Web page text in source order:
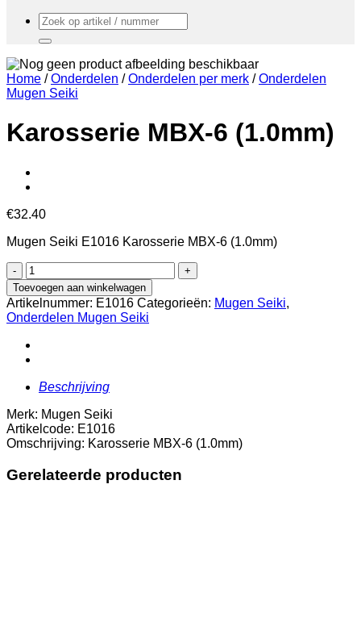
Zoeken
naar:
Home / Onderdelen / Onderdelen per merk / Onderdelen
Mugen Seiki
Karosserie MBX-6 (1.0mm)
€32.40
Mugen Seiki E1016 Karosserie MBX-6 (1.0mm)
Karosserie
MBX-
6
(1.0mm)
aantal
Toevoegen aan winkelwagen
Artikelnummer: E1016 Categorieën: Mugen Seiki,
Onderdelen Mugen Seiki
Beschrijving
Merk: Mugen Seiki
Artikelcode: E1016
Omschrijving: Karosserie MBX-6 (1.0mm)
Gerelateerde producten